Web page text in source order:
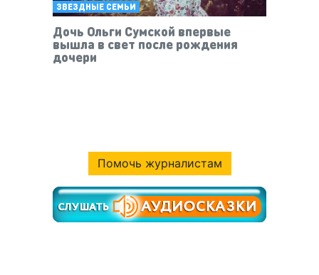
ЗВЕЗДНЫЕ СЕМЬИ
Дочь Ольги Сумской впервые
вышла в свет после рождения
дочери
Помочь журналистам